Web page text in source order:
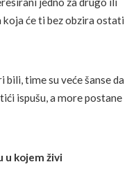
koja će ti bez obzira ostati
time su veće šanse da
ispušu, a more postane
u kojem živi